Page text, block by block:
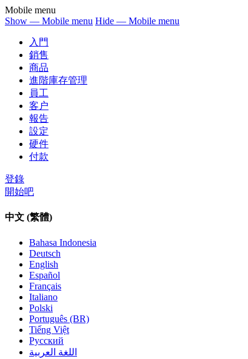
Mobile menu
Show — Mobile menu Hide — Mobile menu
入門
銷售
商品
進階庫存管理
員工
客户
報告
設定
硬件
付款
登錄
開始吧
中文 (繁體)
Bahasa Indonesia
Deutsch
English
Español
Français
Italiano
Polski
Português (BR)
Tiếng Việt
Русский
اللغة العربية